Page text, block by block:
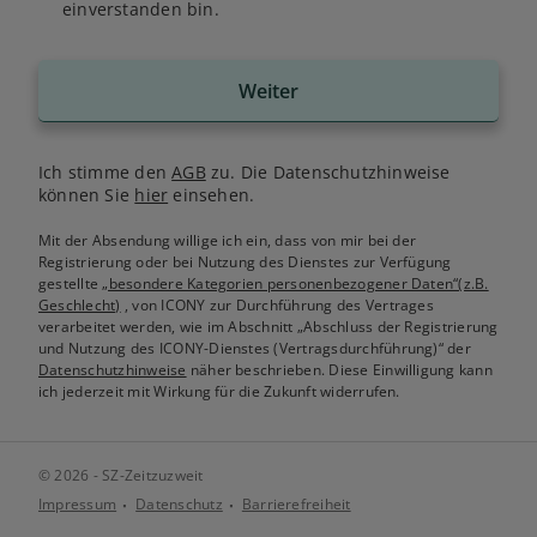
einverstanden bin.
Weiter
Ich stimme denAGB zu. Die Datenschutzhinweise
können Sie hier einsehen.
Mit der Absendung willige ich ein, dass von mir bei der
Registrierung oder bei Nutzung des Dienstes zur Verfügung
gestellte„besondere Kategorien personenbezogener Daten“(z.B.
Geschlecht) , von ICONY zur Durchführung des Vertrages
verarbeitet werden, wie im Abschnitt „Abschluss der Registrierung
und Nutzung des ICONY-Dienstes (Vertragsdurchführung)“ der
Datenschutzhinweise näher beschrieben. Diese Einwilligung kann
ich jederzeit mit Wirkung für die Zukunft widerrufen.
© 2026 - SZ-Zeitzuzweit
Impressum
Datenschutz Barrierefreiheit